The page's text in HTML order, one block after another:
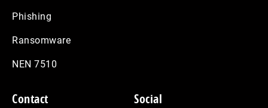
Phishing
Ransomware
NEN 7510
Contact Social